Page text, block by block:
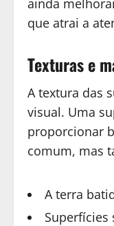
ainda
que atrai a
Texturas e
A textura das
visual. Uma
proporcionar
comum, mas
A terra